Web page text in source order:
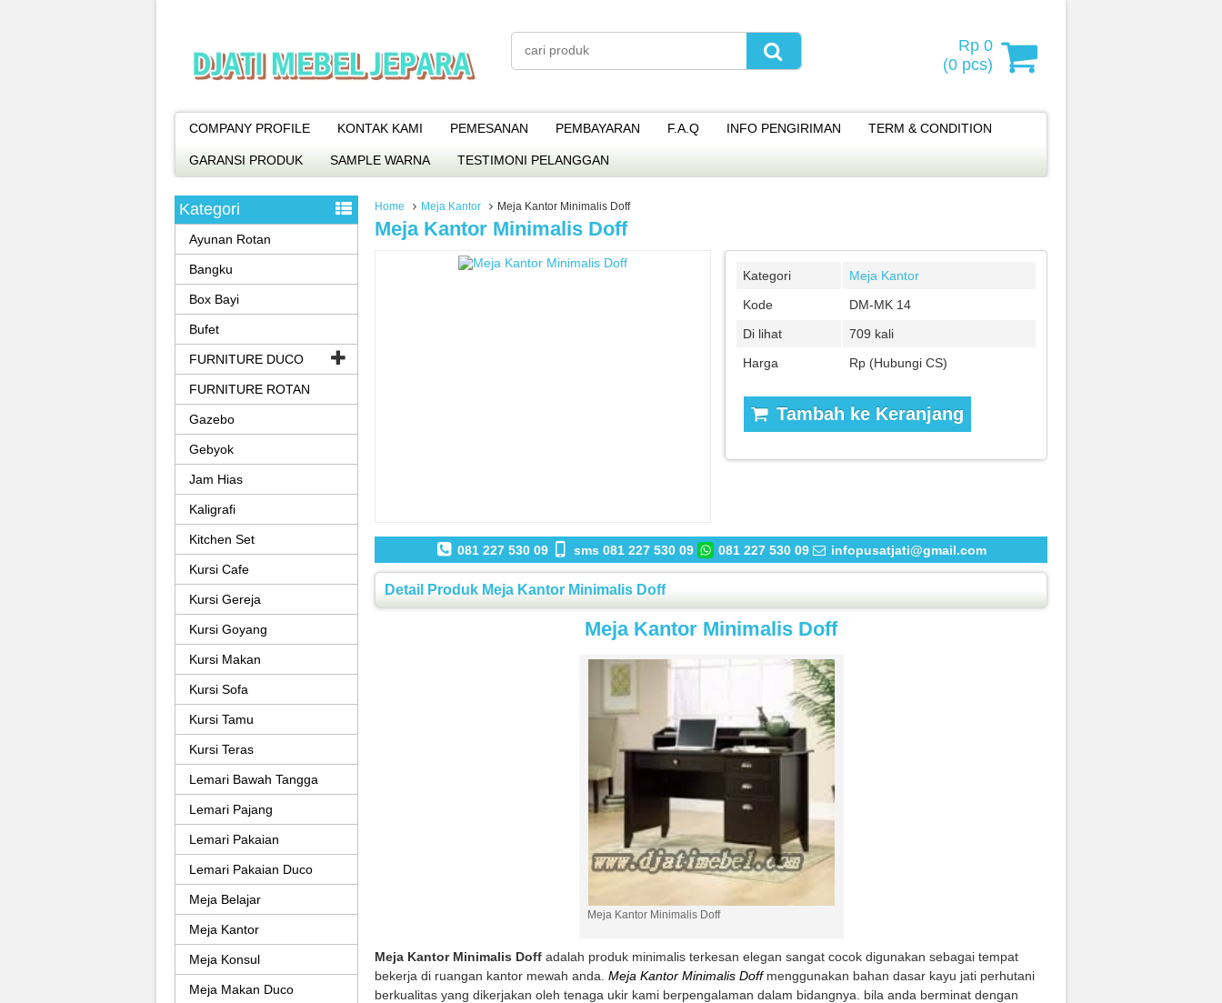
Rp 0
(0 pcs)
COMPANY PROFILE KONTAK KAMI PEMESANAN PEMBAYARAN F.A.Q INFO PENGIRIMAN TERM & CONDITION
GARANSI PRODUK SAMPLE WARNA TESTIMONI PELANGGAN
Home Meja Kantor Meja Kantor Minimalis Doff
Meja Kantor Minimalis Doff
Kategori
Meja Kantor
Kode
DM-MK 14
Di lihat
709 kali
Harga
Rp (Hubungi CS)
Tambah ke Keranjang
081 227 530 09 sms 081 227 530 09 081 227 530 09 infopusatjati@gmail.com
Detail Produk Meja Kantor Minimalis Doff
Meja Kantor Minimalis Doff
Meja Kantor Minimalis Doff
Meja Kantor Minimalis Doff adalah produk minimalis terkesan elegan sangat cocok digunakan sebagai tempat
bekerja di ruangan kantor mewah anda. Meja Kantor Minimalis Doff menggunakan bahan dasar kayu jati perhutani
berkualitas yang dikerjakan oleh tenaga ukir kami berpengalaman dalam bidangnya. bila anda berminat dengan
Kategori
Ayunan Rotan
Bangku
Box Bayi
Bufet
FURNITURE DUCO
FURNITURE ROTAN
Gazebo
Gebyok
Jam Hias
Kaligrafi
Kitchen Set
Kursi Cafe
Kursi Gereja
Kursi Goyang
Kursi Makan
Kursi Sofa
Kursi Tamu
Kursi Teras
Lemari Bawah Tangga
Lemari Pajang
Lemari Pakaian
Lemari Pakaian Duco
Meja Belajar
Meja Kantor
Meja Konsul
Meja Makan Duco